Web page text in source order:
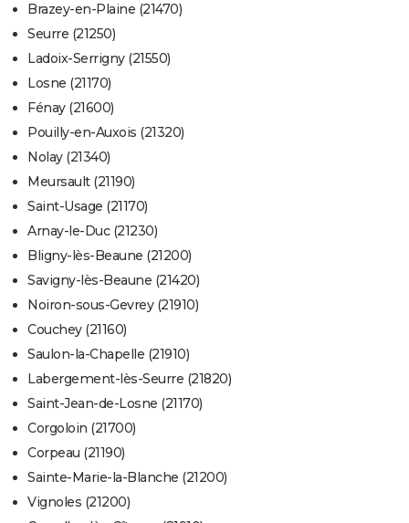
Brazey-en-Plaine (21470)
Seurre (21250)
Ladoix-Serrigny (21550)
Losne (21170)
Fénay (21600)
Pouilly-en-Auxois (21320)
Nolay (21340)
Meursault (21190)
Saint-Usage (21170)
Arnay-le-Duc (21230)
Bligny-lès-Beaune (21200)
Savigny-lès-Beaune (21420)
Noiron-sous-Gevrey (21910)
Couchey (21160)
Saulon-la-Chapelle (21910)
Labergement-lès-Seurre (21820)
Saint-Jean-de-Losne (21170)
Corgoloin (21700)
Corpeau (21190)
Sainte-Marie-la-Blanche (21200)
Vignoles (21200)